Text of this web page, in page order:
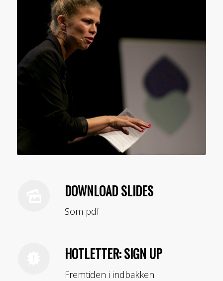
DOWNLOAD SLIDES
Som pdf
HOTLETTER: SIGN UP
Fremtiden i indbakken